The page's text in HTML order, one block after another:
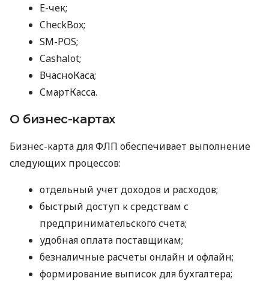
E-чек;
CheckBox;
SM-POS;
Cashalot;
ВчасноКаса;
СмартКасса.
О бизнес-картах
Бизнес-карта для ФЛП обеспечивает выполнение
следующих процессов:
отдельный учет доходов и расходов;
быстрый доступ к средствам с
предпринимательского счета;
удобная оплата поставщикам;
безналичные расчеты онлайн и офлайн;
формирование выписок для бухгалтера;